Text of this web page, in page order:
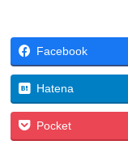
Facebook
Hatena
Pocket